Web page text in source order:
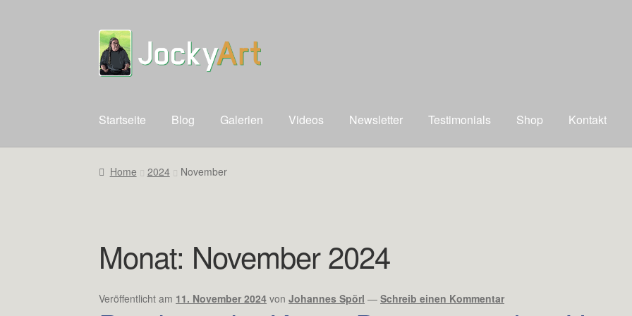
Zur
Navigation
springen
Zum
Inhalt
springen
Startseite Blog Galerien Videos Newsletter Testimonials Shop Kontakt
Home 2024 November
Monat: November 2024
Veröffentlicht am 11. November 2024 vonJohannes Spörl —Schreib einen Kommentar